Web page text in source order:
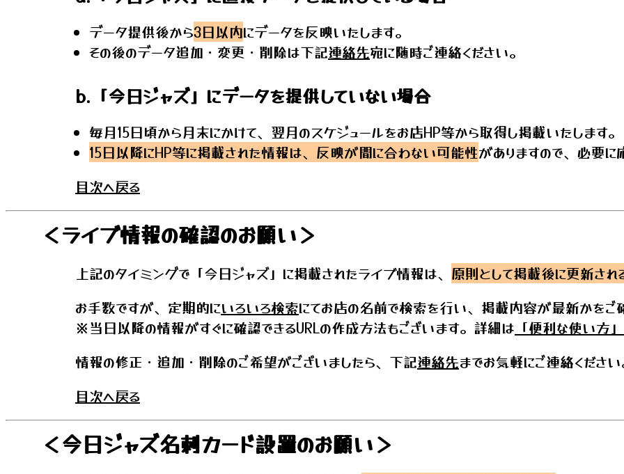
データ提供後から3日以内にデータを反映いたします。
その後のデータ追加・変更・削除は下記連絡先宛に随時ご連絡ください。
b.「今日ジャズ」にデータを提供していない場合
毎月15日頃から月末にかけて、翌月のスケジュールをお店HP等から取得し掲載いたします。
15日以降にHP等に掲載された情報は、反映が間に合わない可能性がありますので、必要に
目次へ戻る
＜ライブ情報の確認のお願い＞
上記のタイミングで「今日ジャズ」に掲載されたライブ情報は、 原則として掲載後に更新され
お手数ですが、定期的にいろいろ検索にてお店の名前で検索を行い、掲載内容が最新かをご
※当日以降の情報がすぐに確認できるURLの作成方法もございます。詳細は 「便利な使い方」
情報の修正・追加・削除のご希望がございましたら、下記連絡先までお気軽にご連絡くださ
目次へ戻る
＜今日ジャズ名刺カード設置のお願い＞